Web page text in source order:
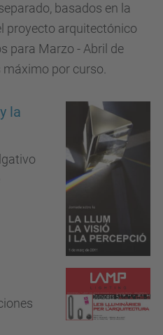
basados en la
proyecto arquitectónico
para Marzo - Abril de
máximo por curso.
la